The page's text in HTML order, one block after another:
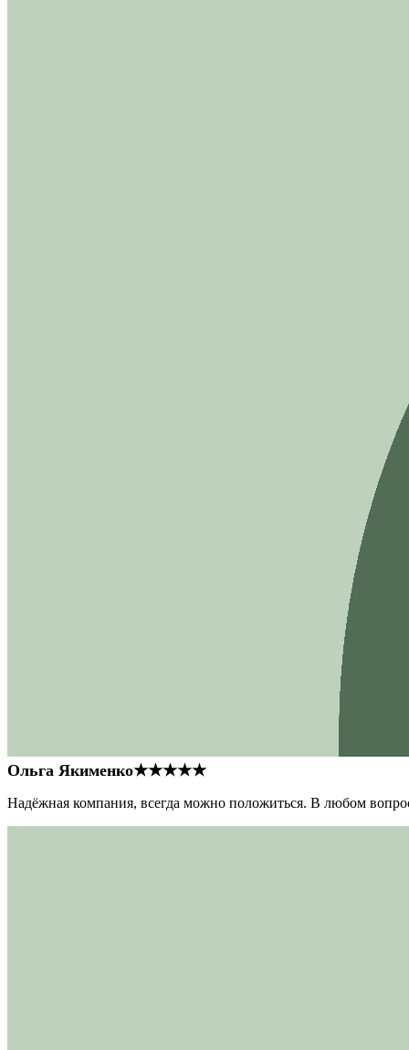
Ольга Якименко★★★★★
Надёжная компания, всегда можно положиться. В любом